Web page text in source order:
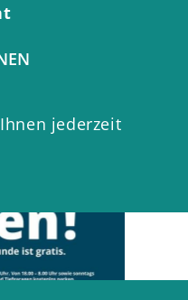
jederzeit